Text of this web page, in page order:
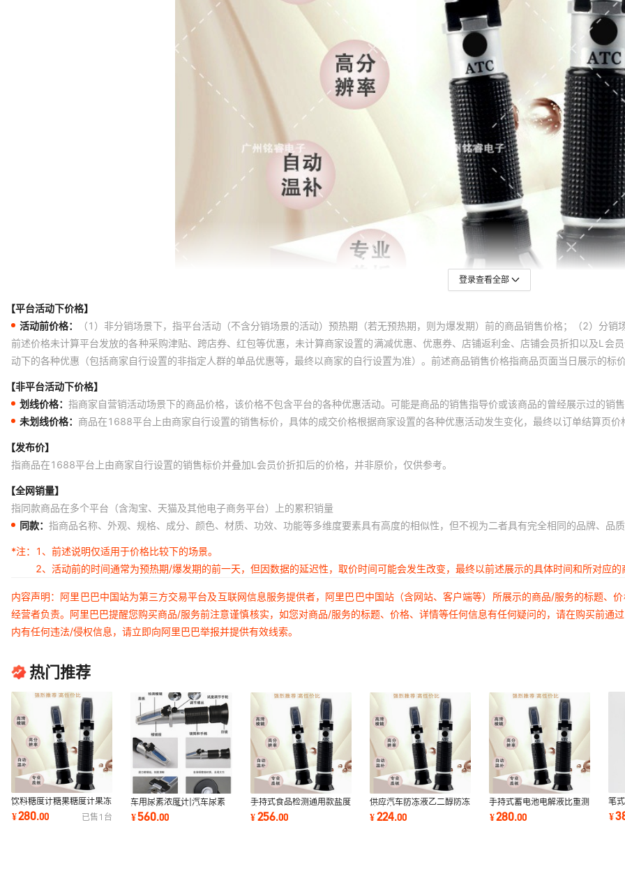
登录查看全部
【平台活动下价格】
活动前价格：
（1）非分销场景下，指平台活动（不含分销场景的活动）预热期（若无预热期，则为爆发期）前的商品销售价格；（2）分
前述价格未计算平台发放的各种采购津贴、跨店券、红包等优惠，未计算商家设置的满减优惠、优惠券、店铺返利金、店铺会员折扣以及L会
动下的各种优惠（包括商家自行设置的非指定人群的单品优惠等，最终以商家的自行设置为准）。前述商品销售价格指商品页面当日展示的
【非平台活动下价格】
划线价格： 指商家自营销活动场景下的商品价格，该价格不包含平台的各种优惠活动。可能是商品的销售指导价或该商品的曾经展示过的销
未划线价格： 商品在1688平台上由商家自行设置的销售标价，具体的成交价格根据商家设置的各种优惠活动发生变化，最终以订单结算页价
【发布价】
指商品在1688平台上由商家自行设置的销售标价并叠加L会员价折扣后的价格，并非原价，仅供参考。
【全网销量】
指同款商品在多个平台（含淘宝、天猫及其他电子商务平台）上的累积销量
同款： 指商品名称、外观、规格、成分、颜色、材质、功效、功能等多维度要素具有高度的相似性，但不视为二者具有完全相同的品牌、品
*注：
1、前述说明仅适用于价格比较下的场景。
2、活动前的时间通常为预热期/爆发期的前一天，但因数据的延迟性，取价时间可能会发生改变，最终以前述展示的具体时间和所对应的
内容声明：阿里巴巴中国站为第三方交易平台及互联网信息服务提供者，阿里巴巴中国站（含网站、客户端等）所展示的商品/服务的标题、
经营者负责。阿里巴巴提醒您购买商品/服务前注意谨慎核实，如您对商品/服务的标题、价格、详情等任何信息有任何疑问的，请在购买前通
内有任何违法/侵权信息，请立即向阿里巴巴举报并提供有效线索。
热门推荐
饮料糖度计糖果糖度计果冻
糖度计果冻测糖仪LB32T
¥280.00 已售 1 台
车用尿素浓度计|汽车尿素
浓度计|车用尿素溶液浓度
计
¥560.00
手持式食品检测通用款盐度
计LS28T
¥256.00
供应汽车防冻液乙二醇防冻
液冰点仪批发
¥224.00
手持式蓄电池电解液比重测
定仪LCC3T
¥280.00
笔
度计
¥